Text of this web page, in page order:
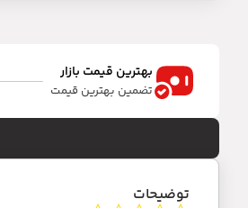
بهترین قیمت بازار
تضمین بهترین قیمت
توضیحات